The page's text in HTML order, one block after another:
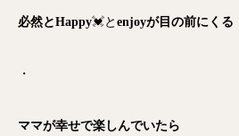
必然とHappy💓と enjoyが目の前にくる
・
ママが幸せで楽しんでいたら